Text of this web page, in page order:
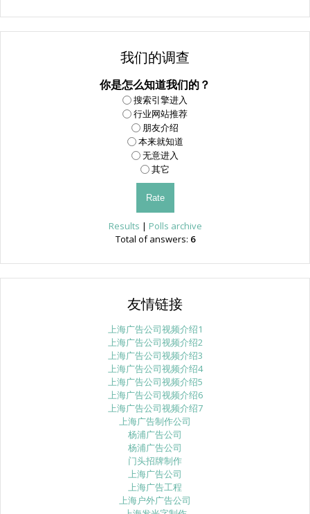
我们的调查
你是怎么知道我们的？
搜索引擎进入
行业网站推荐
朋友介绍
本来就知道
无意进入
其它
Results | Polls archive
Total of answers: 6
友情链接
上海广告公司视频介绍1
上海广告公司视频介绍2
上海广告公司视频介绍3
上海广告公司视频介绍4
上海广告公司视频介绍5
上海广告公司视频介绍6
上海广告公司视频介绍7
上海广告制作公司
杨浦广告公司
杨浦广告公司
门头招牌制作
上海广告公司
上海广告工程
上海户外广告公司